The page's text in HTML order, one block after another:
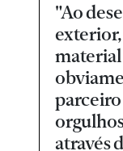
"Ao
material
através